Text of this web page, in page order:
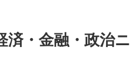
・金融・政治